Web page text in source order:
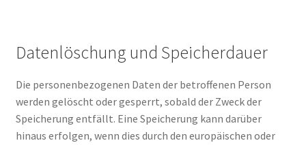
Datenlöschung und Speicherdauer
Die personenbezogenen Daten der betroffenen Person
werden gelöscht oder gesperrt, sobald der Zweck der
Speicherung entfällt. Eine Speicherung kann darüber
hinaus erfolgen, wenn dies durch den europäischen oder